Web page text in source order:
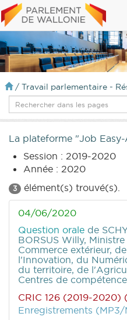
/ Travail parlementaire -
La plateforme "Job
Session : 2019-2020
Année : 2020
3 élément(s) trouvé(s).
04/06/2020
Question orale de
BORSUS Willy,
Commerce extérieur,
l'Innovation, du
du territoire, de
Centres de
CRIC 126 (2019-2020)
Enregistrements (MP3/